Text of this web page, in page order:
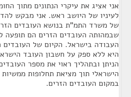
אני אציג את עיקרי הנתונים מתוך
לעיניו של היושב ראש. אני מבקש
של משרד התמ"ת בנושא העובדים
שבמהותה העובדים הזרים הם תופעה
העבודה בישראל. הקיום של
היא ללא ספק על חשבון העובד
הניתן ובתהליך ראוי את מספר
הישראלי תוך מציאת תחלופות
במקום העובדים הזרים.